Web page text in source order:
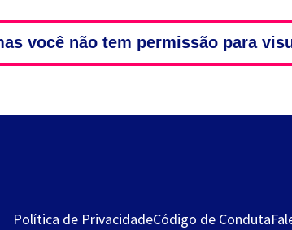
você não tem permissão para
Política de PrivacidadeCódigo de Conduta